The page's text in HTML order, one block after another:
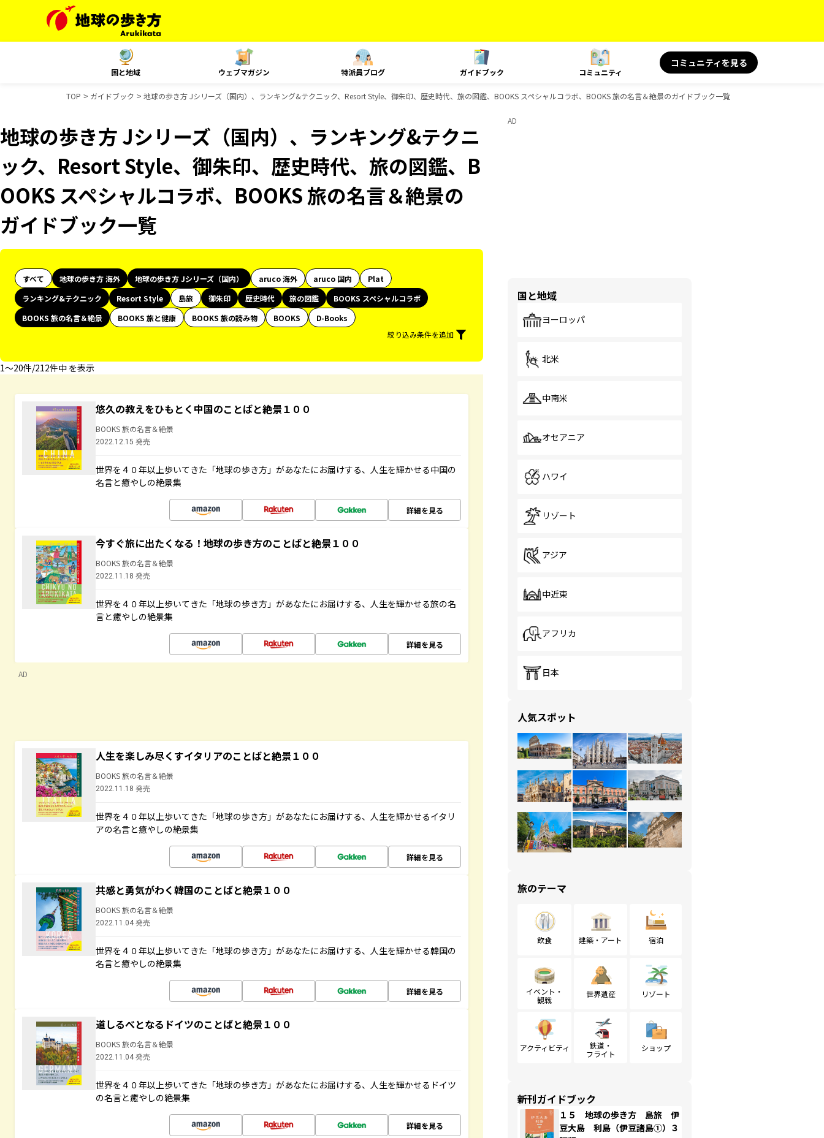
国と地域 ウェブマガジン 特派員ブログ ガイドブック コミュニティ
コミュニティを見る
TOP ガイドブック 地球の歩き方 Jシリーズ（国内）、ランキング&テクニック、Resort Style、御朱印、歴史時代、旅の図鑑、BOOKS スペシャルコラボ、BOOKS 旅の名言＆絶景のガイドブック一覧
地球の歩き方 Jシリーズ（国内）、ランキング&テクニ
ック、Resort Style、御朱印、歴史時代、旅の図鑑、B
OOKS スペシャルコラボ、BOOKS 旅の名言＆絶景の
ガイドブック一覧
すべて 地球の歩き方 海外 地球の歩き方 Jシリーズ（国内） aruco 海外 aruco 国内
Plat
ランキング&テクニック
Resort Style 島旅 御朱印 歴史時代 旅の図鑑
BOOKS スペシャルコラボ
BOOKS 旅の名言＆絶景
BOOKS 旅と健康 BOOKS 旅の読み物 BOOKS
D-Books
絞り込み条件を追加
1〜20件/212件中 を表示
悠久の教えをひもとく中国のことばと絶景１００
BOOKS 旅の名言＆絶景
2022.12.15 発売
世界を４０年以上歩いてきた「地球の歩き方」があなたにお届けする、人生を輝かせる中国の
名言と癒やしの絶景集
詳細を見る
今すぐ旅に出たくなる！地球の歩き方のことばと絶景１００
BOOKS 旅の名言＆絶景
2022.11.18 発売
世界を４０年以上歩いてきた「地球の歩き方」があなたにお届けする、人生を輝かせる旅の名
言と癒やしの絶景集
詳細を見る
AD
人生を楽しみ尽くすイタリアのことばと絶景１００
BOOKS 旅の名言＆絶景
2022.11.18 発売
世界を４０年以上歩いてきた「地球の歩き方」があなたにお届けする、人生を輝かせるイタリ
アの名言と癒やしの絶景集
詳細を見る
共感と勇気がわく韓国のことばと絶景１００
BOOKS 旅の名言＆絶景
2022.11.04 発売
世界を４０年以上歩いてきた「地球の歩き方」があなたにお届けする、人生を輝かせる韓国の
名言と癒やしの絶景集
詳細を見る
道しるべとなるドイツのことばと絶景１００
BOOKS 旅の名言＆絶景
2022.11.04 発売
世界を４０年以上歩いてきた「地球の歩き方」があなたにお届けする、人生を輝かせるドイツ
の名言と癒やしの絶景集
詳細を見る
AD
国と地域
ヨーロッパ
北米
中南米
オセアニア
ハワイ
リゾート
アジア
中近東
アフリカ
日本
人気スポット
旅のテーマ
飲食 建築・アート 宿泊
イベント・
観戦
世界遺産 リゾート
アクティビティ
鉄道・
フライト
ショップ
新刊ガイドブック
１５ 地球の歩き方 島旅 伊
豆大島 利島（伊豆諸島①）３